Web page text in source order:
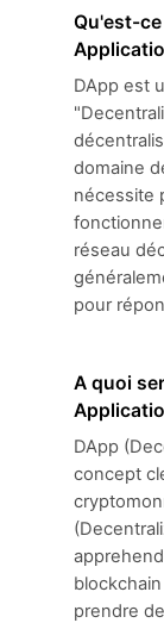
Qu'est-
DApp est
domaine
nécessite
réseau
pour
A quoi
DApp
concept
prendre